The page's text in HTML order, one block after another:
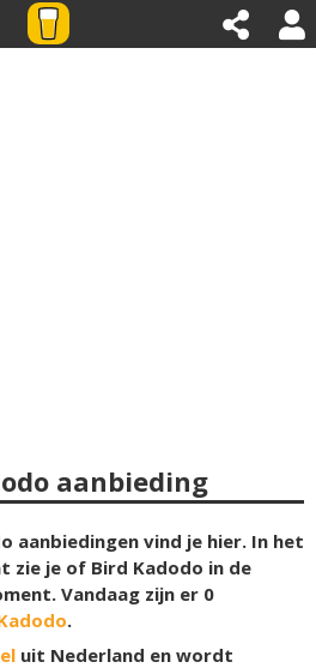
aanbieding
aanbiedingen vind je hier. In het
zie je of Bird Kadodo in de
Vandaag zijn er 0
.
uit Nederland en wordt